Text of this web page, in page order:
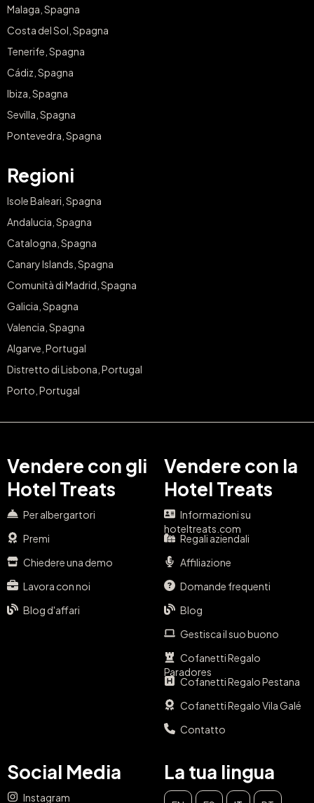
Malaga, Spagna
Costa del Sol, Spagna
Tenerife, Spagna
Cádiz, Spagna
Ibiza, Spagna
Sevilla, Spagna
Pontevedra, Spagna
Regioni
Isole Baleari, Spagna
Andalucia, Spagna
Catalogna, Spagna
Canary Islands, Spagna
Comunità di Madrid, Spagna
Galicia, Spagna
Valencia, Spagna
Algarve, Portugal
Distretto di Lisbona, Portugal
Porto, Portugal
Vendere con gli
Hotel Treats
Per albergartori
Premi
Chiedere una demo
Lavora con noi
Blog d'affari
Vendere con la
Hotel Treats
Informazioni su
hoteltreats.com
Regali aziendali
Affiliazione
Domande frequenti
Blog
Gestisca il suo buono
Cofanetti Regalo
Paradores
Cofanetti Regalo Pestana
Cofanetti Regalo Vila Galé
Contatto
Social Media
Instagram
La tua lingua